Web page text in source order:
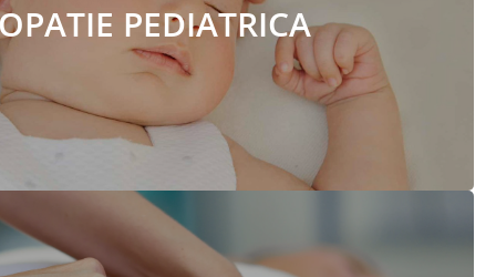
PEDIATRICA
PEDIATRICA